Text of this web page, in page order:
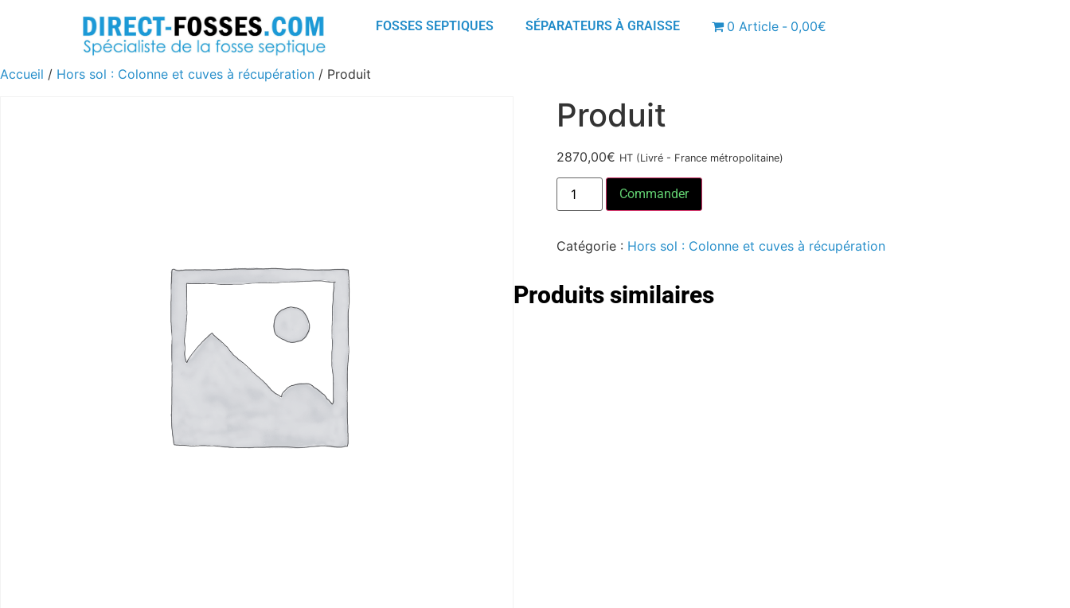
FOSSES SEPTIQUES SÉPARATEURS À GRAISSE 0 Article 0,00€
Accueil / Hors sol : Colonne et cuves à récupération / Produit
Produit
2870,00€ HT (Livré - France métropolitaine)
Commander
Catégorie : Hors sol : Colonne et cuves à récupération
Produits similaires